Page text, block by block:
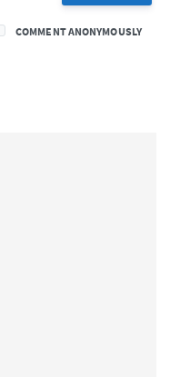
COMMENT ANONYMOUSLY